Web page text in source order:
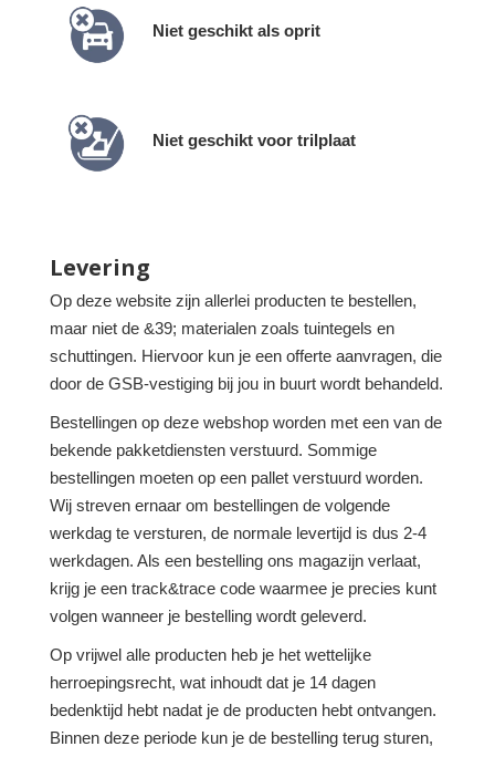
Niet geschikt als oprit
Niet geschikt voor trilplaat
Levering
Op deze website zijn allerlei producten te bestellen,
maar niet de &39; materialen zoals tuintegels en
schuttingen. Hiervoor kun je een offerte aanvragen, die
door de GSB-vestiging bij jou in buurt wordt behandeld.
Bestellingen op deze webshop worden met een van de
bekende pakketdiensten verstuurd. Sommige
bestellingen moeten op een pallet verstuurd worden.
Wij streven ernaar om bestellingen de volgende
werkdag te versturen, de normale levertijd is dus 2-4
werkdagen. Als een bestelling ons magazijn verlaat,
krijg je een track&trace code waarmee je precies kunt
volgen wanneer je bestelling wordt geleverd.
Op vrijwel alle producten heb je het wettelijke
herroepingsrecht, wat inhoudt dat je 14 dagen
bedenktijd hebt nadat je de producten hebt ontvangen.
Binnen deze periode kun je de bestelling terug sturen,